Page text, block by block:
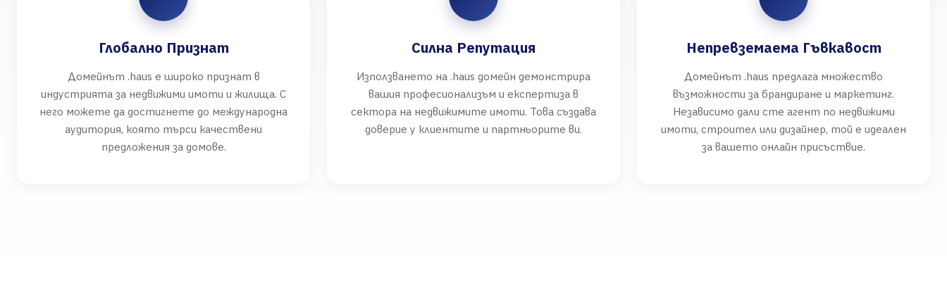
Глобално Признат
Домейнът .haus е широко признат в
индустрията за недвижими имоти и жилища. С
него можете да достигнете до международна
аудитория, която търси качествени
предложения за домове.
Силна Репутация
Използването на .haus домейн демонстрира
вашия професионализъм и експертиза в
сектора на недвижимите имоти. Това създава
доверие у клиентите и партньорите ви.
Непревземаема Гъвкавост
Домейнът .haus предлага множество
възможности за брандиране и маркетинг.
Независимо дали сте агент по недвижими
имоти, строител или дизайнер, той е идеален
за вашето онлайн присъствие.